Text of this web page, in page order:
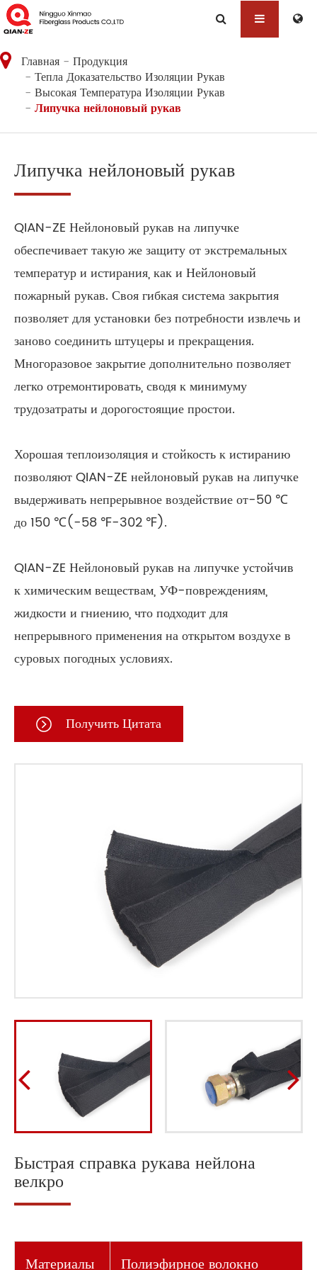
Главная
Продукция
Тепла Доказательство Изоляции Рукав
Высокая Температура Изоляции Рукав
Липучка нейлоновый рукав
Липучка нейлоновый рукав
QIAN-ZE Нейлоновый рукав на липучке
обеспечивает такую же защиту от экстремальных
температур и истирания, как и Нейлоновый
пожарный рукав. Своя гибкая система закрытия
позволяет для установки без потребности извлечь и
заново соединить штуцеры и прекращения.
Многоразовое закрытие дополнительно позволяет
легко отремонтировать, сводя к минимуму
трудозатраты и дорогостоящие простои.
Хорошая теплоизоляция и стойкость к истиранию
позволяют QIAN-ZE нейлоновый рукав на липучке
выдерживать непрерывное воздействие от-50 ℃
до 150 ℃(-58 ℉-302 ℉).
QIAN-ZE Нейлоновый рукав на липучке устойчив
к химическим веществам, УФ-повреждениям,
жидкости и гниению, что подходит для
непрерывного применения на открытом воздухе в
суровых погодных условиях.
Получить Цитата
Быстрая справка рукава нейлона
велкро
Материалы Полиэфирное волокно